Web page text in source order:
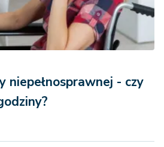
niepełnosprawnej - czy